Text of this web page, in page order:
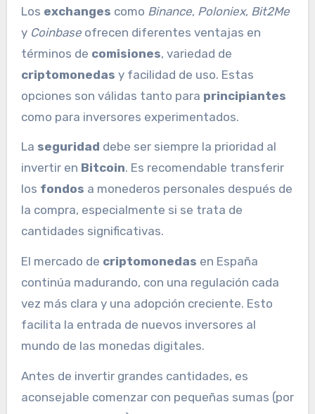
Los exchanges como Binance, Poloniex, Bit2Me
y Coinbaseofrecen diferentes ventajas en
términos de comisiones, variedad de
criptomonedas y facilidad de uso. Estas
opciones son válidas tanto para principiantes
como para inversores experimentados.
La seguridad debe ser siempre la prioridad al
invertir en Bitcoin. Es recomendable transferir
los fondos a monederos personales después de
la compra, especialmente si se trata de
cantidades significativas.
El mercado de criptomonedas en España
continúa madurando, con una regulación cada
vez más clara y una adopción creciente. Esto
facilita la entrada de nuevos inversores al
mundo de las monedas digitales.
Antes de invertir grandes cantidades, es
aconsejable comenzar con pequeñas sumas (por